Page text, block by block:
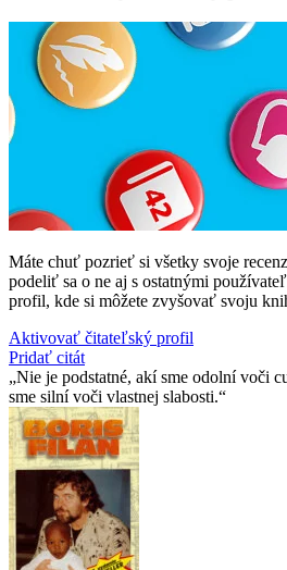
Máte chuť pozrieť si všetky svoje
podeliť sa o ne aj s ostatnými
profil, kde si môžete zvyšovať svoju
Aktivovať čitateľský profil
Pridať citát
Nie je podstatné, akí sme odolní voči
sme silní voči vlastnej slabosti.